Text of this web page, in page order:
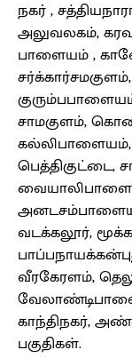
நகர் ,
அலுவலகம்,
பாளையம் ,
சாமகுளம்,
பெத்திகுட்டை,
வடக்கலூர்,
வீரகேரளம்,
காந்திநகர்,
பகுதிகள்.